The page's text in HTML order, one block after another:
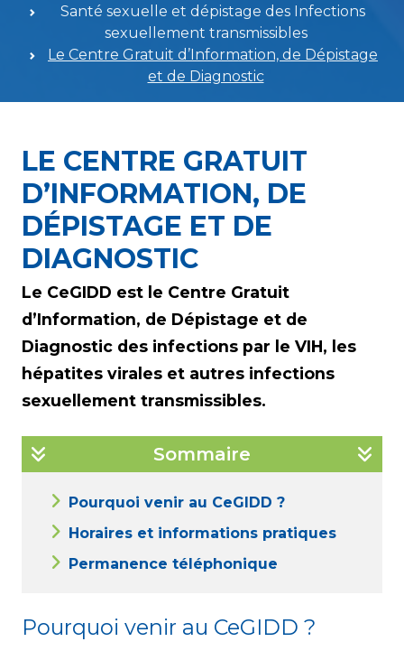
Santé sexuelle et dépistage des Infections
sexuellement transmissibles
Le Centre Gratuit d’Information, de Dépistage
et de Diagnostic
LE CENTRE GRATUIT
D’INFORMATION, DE
DÉPISTAGE ET DE
DIAGNOSTIC
Le CeGIDD est le Centre Gratuit
d’Information, de Dépistage et de
Diagnostic des infections par le VIH, les
hépatites virales et autres infections
sexuellement transmissibles.
Sommaire
Pourquoi venir au CeGIDD ?
Horaires et informations pratiques
Permanence téléphonique
Pourquoi venir au CeGIDD ?